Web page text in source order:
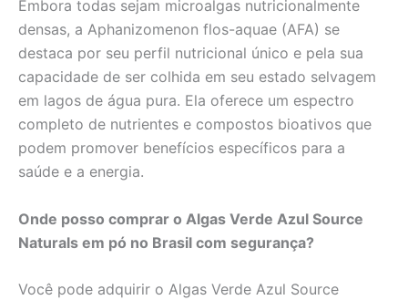
Embora todas sejam microalgas nutricionalmente
densas, a Aphanizomenon flos-aquae (AFA) se
destaca por seu perfil nutricional único e pela sua
capacidade de ser colhida em seu estado selvagem
em lagos de água pura. Ela oferece um espectro
completo de nutrientes e compostos bioativos que
podem promover benefícios específicos para a
saúde e a energia.
Onde posso comprar o Algas Verde Azul Source
Naturals em pó no Brasil com segurança?
Você pode adquirir o Algas Verde Azul Source